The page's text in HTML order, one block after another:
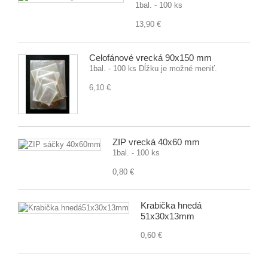
1bal. - 100 ks
13,90 €
Celofánové vrecká 90x150 mm
1bal. - 100 ks Dĺžku je možné meniť.
6,10 €
ZIP vrecká 40x60 mm
1bal. - 100 ks
0,80 €
Krabička hnedá
51x30x13mm
0,60 €